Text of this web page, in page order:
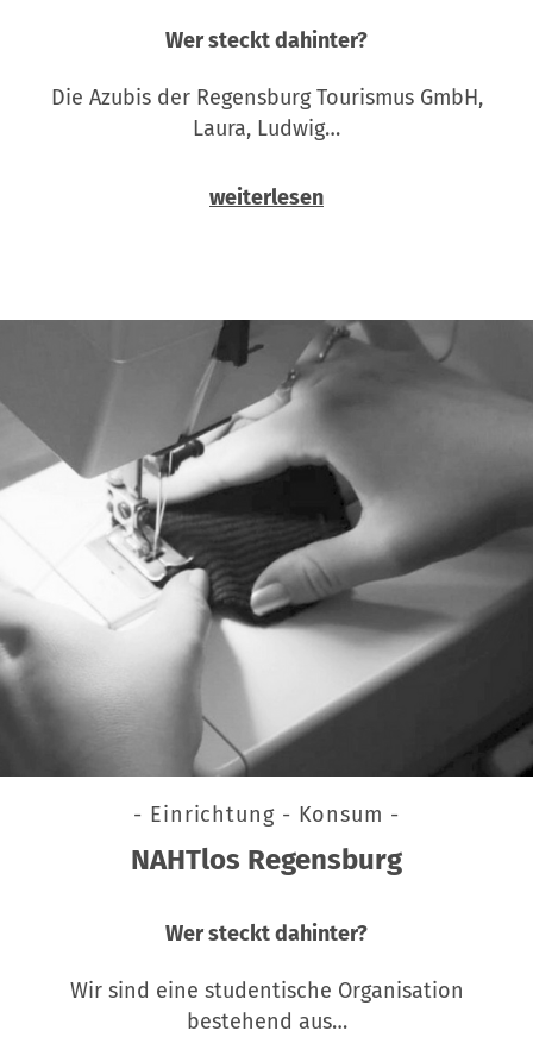
Wer steckt dahinter?
Die Azubis der Regensburg Tourismus GmbH,
Laura, Ludwig…
weiterlesen
- Einrichtung - Konsum -
NAHTlos Regensburg
Wer steckt dahinter?
Wir sind eine studentische Organisation
bestehend aus…